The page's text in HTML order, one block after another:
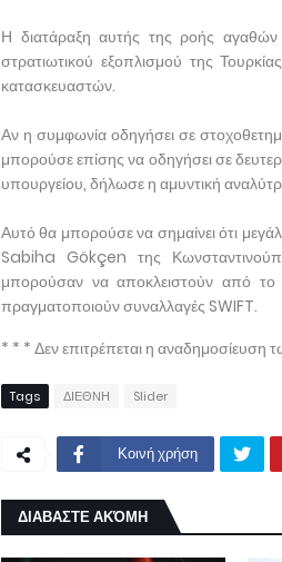
Η διατάραξη αυτής της ροής
στρατιωτικού εξοπλισμού της
κατασκευαστών.
Αν η συμφωνία οδηγήσει σε
μπορούσε επίσης να οδηγήσει σε
υπουργείου, δήλωσε η αμυντική
Αυτό θα μπορούσε να σημαίνει ότι
Sabiha Gökçen της
μπορούσαν να αποκλειστούν από το
πραγματοποιούν συναλλαγές SWIFT.
* * * Δεν επιτρέπεται η αναδημοσίευση
Tags ΔΙΕΘΝΗ Slider
Κοινή χρήση
ΔΙΑΒΑΣΤΕ ΑΚΌΜΗ